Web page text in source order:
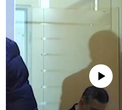
No media source